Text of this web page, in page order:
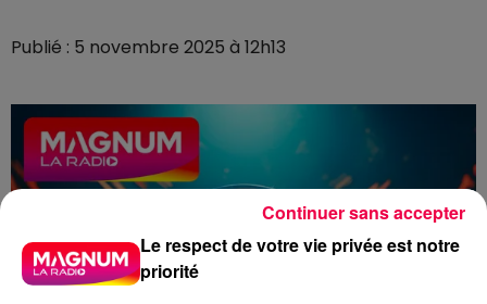
Publié : 5 novembre 2025 à 12h13
Le respect de votre vie privée est notre
priorité
Continuer sans accepter